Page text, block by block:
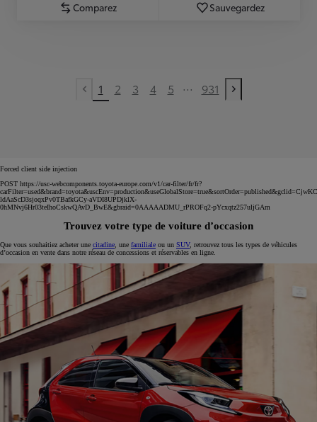
Comparez Sauvegardez
Previous page
1 2 3 4 5 ... 931
Next page
Forced client side injection
POST https://usc-webcomponents.toyota-europe.com/v1/car-filter/fr/fr?
ldAaScD3sjoqxPv0TBafkGCy-aVDI8UPDjklX-
0hMNvj6Hr03teIhoCskwQAvD_BwE&gbraid=0AAAAADMU_rPROFq2-pYcxqtz257uljGAm
Trouvez votre type de voiture d’occasion
Que vous souhaitiez acheter une citadine , une familiale ou un SUV, retrouvez tous les types de véhicules
d’occasion en vente dans notre réseau de concessions et réservables en ligne.